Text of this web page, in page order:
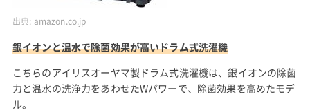
出典: amazon.co.jp
銀イオンと温水で除菌効果が高いドラム式洗濯機
こちらのアイリスオーヤマ製ドラム式洗濯機は、銀イオンの除菌
力と温水の洗浄力をあわせたWパワーで、除菌効果を高めたモデ
ル。